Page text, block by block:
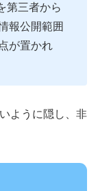
第三者から
報公開範囲
が置かれ
ように隠し、非